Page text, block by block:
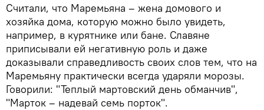
Считали, что Маремьяна – жена домового и
хозяйка дома, которую можно было увидеть,
например, в курятнике или бане. Славяне
приписывали ей негативную роль и даже
доказывали справедливость своих слов тем, что на
Маремьяну практически всегда ударяли морозы.
Говорили: "Теплый мартовский день обманчив",
"Марток – надевай семь порток".